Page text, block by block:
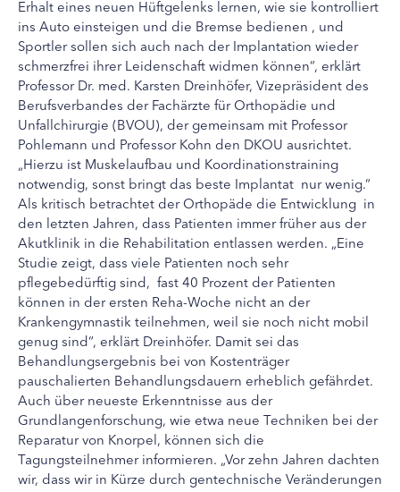
Erhalt eines neuen Hüftgelenks lernen, wie sie kontrolliert
ins Auto einsteigen und die Bremse bedienen , und
Sportler sollen sich auch nach der Implantation wieder
schmerzfrei ihrer Leidenschaft widmen können“, erklärt
Professor Dr. med. Karsten Dreinhöfer, Vizepräsident des
Berufsverbandes der Fachärzte für Orthopädie und
Unfallchirurgie (BVOU), der gemeinsam mit Professor
Pohlemann und Professor Kohn den DKOU ausrichtet.
„Hierzu ist Muskelaufbau und Koordinationstraining
notwendig, sonst bringt das beste Implantat nur wenig.“
Als kritisch betrachtet der Orthopäde die Entwicklung in
den letzten Jahren, dass Patienten immer früher aus der
Akutklinik in die Rehabilitation entlassen werden. „Eine
Studie zeigt, dass viele Patienten noch sehr
pflegebedürftig sind, fast 40 Prozent der Patienten
können in der ersten Reha-Woche nicht an der
Krankengymnastik teilnehmen, weil sie noch nicht mobil
genug sind“, erklärt Dreinhöfer. Damit sei das
Behandlungsergebnis bei von Kostenträger
pauschalierten Behandlungsdauern erheblich gefährdet.
Auch über neueste Erkenntnisse aus der
Grundlangenforschung, wie etwa neue Techniken bei der
Reparatur von Knorpel, können sich die
Tagungsteilnehmer informieren. „Vor zehn Jahren dachten
wir, dass wir in Kürze durch gentechnische Veränderungen